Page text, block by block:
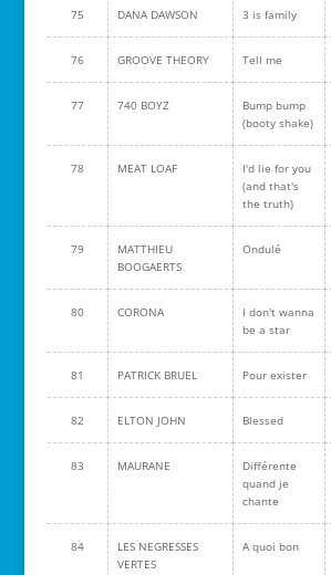
75 DANA DAWSON 3 is family
76 GROOVE THEORY Tell me
77 740 BOYZ
Bump bump
(booty shake)
78 MEAT LOAF
I'd lie for you
(and that's
the truth)
79
MATTHIEU
BOOGAERTS
Ondulé
80 CORONA
I don't wanna
be a star
81 PATRICK BRUEL Pour exister
82 ELTON JOHN Blessed
83 MAURANE
Différente
quand je
chante
84
LES NEGRESSES
VERTES
A quoi bon